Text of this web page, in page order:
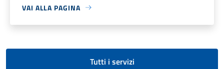
VAI ALLA PAGINA
Tutti i servizi